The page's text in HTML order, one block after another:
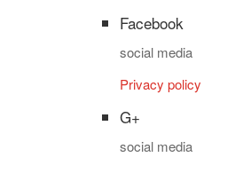
Facebook
social media
Privacy policy
G+
social media